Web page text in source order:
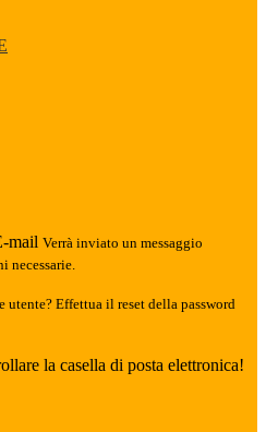
mail Verrà inviato un messaggio
necessarie.
utente? Effettua il reset della password
la casella di posta elettronica!